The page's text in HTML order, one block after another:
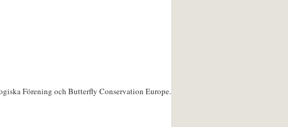
Förening och Butterfly Conservation Europe.